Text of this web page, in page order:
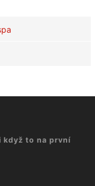
když to na první